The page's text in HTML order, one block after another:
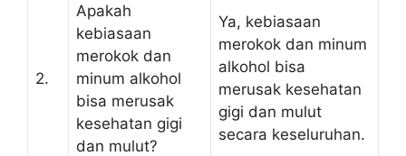
2.
Apakah
kebiasaan
merokok dan
minum alkohol
bisa merusak
kesehatan gigi
dan mulut?
Ya, kebiasaan
merokok dan minum
alkohol bisa
merusak kesehatan
gigi dan mulut
secara keseluruhan.